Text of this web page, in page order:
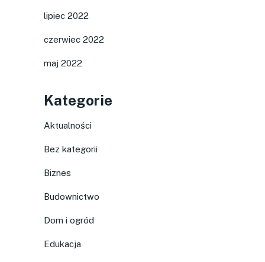
lipiec 2022
czerwiec 2022
maj 2022
Kategorie
Aktualności
Bez kategorii
Biznes
Budownictwo
Dom i ogród
Edukacja